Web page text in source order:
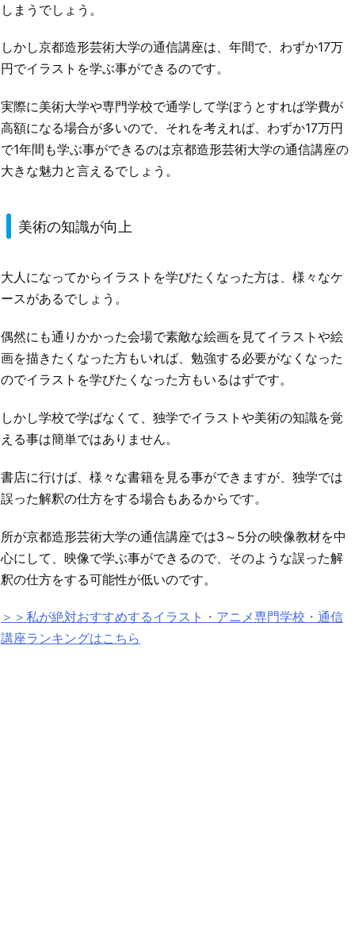
しまうでしょう。
しかし京都造形芸術大学の通信講座は、年間で、わずか17万
円でイラストを学ぶ事ができるのです。
実際に美術大学や専門学校で通学して学ぼうとすれば学費が
高額になる場合が多いので、それを考えれば、わずか17万円
で1年間も学ぶ事ができるのは京都造形芸術大学の通信講座の
大きな魅力と言えるでしょう。
美術の知識が向上
大人になってからイラストを学びたくなった方は、様々なケ
ースがあるでしょう。
偶然にも通りかかった会場で素敵な絵画を見てイラストや絵
画を描きたくなった方もいれば、勉強する必要がなくなった
のでイラストを学びたくなった方もいるはずです。
しかし学校で学ばなくて、独学でイラストや美術の知識を覚
える事は簡単ではありません。
書店に行けば、様々な書籍を見る事ができますが、独学では
誤った解釈の仕方をする場合もあるからです。
所が京都造形芸術大学の通信講座では3～5分の映像教材を中
心にして、映像で学ぶ事ができるので、そのような誤った解
釈の仕方をする可能性が低いのです。
＞＞私が絶対おすすめするイラスト・アニメ専門学校・通信
講座ランキングはこちら